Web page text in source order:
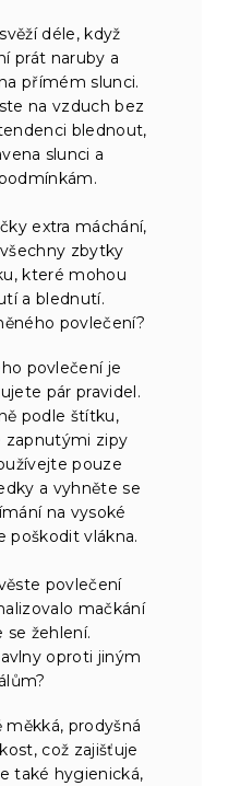
déle, když
prát naruby a
přímém slunci.
na vzduch bez
blednout,
slunci a
extra máchání,
zbytky
které mohou
a blednutí.
povlečení?
povlečení je
pár pravidel.
podle štítku,
zapnutými zipy
pouze
a vyhněte se
na vysoké
poškodit vlákna.
povlečení
mačkání
se žehlení.
oproti jiným
měkká, prodyšná
což zajišťuje
také hygienická,